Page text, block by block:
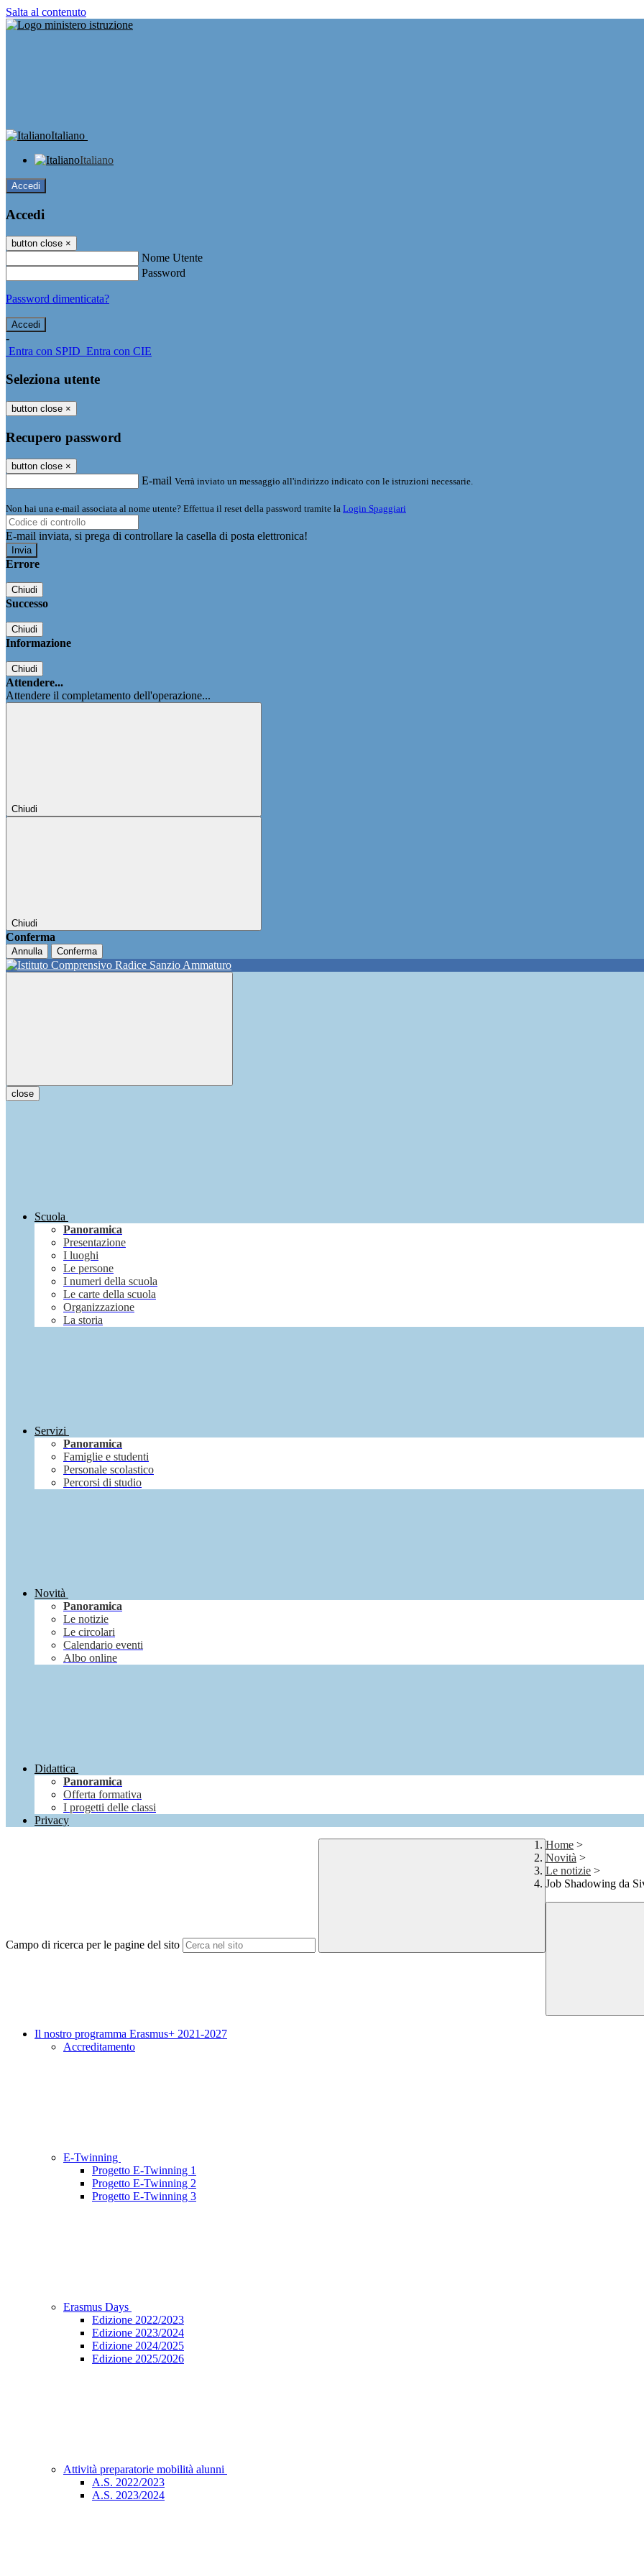
Salta al contenuto
Italiano
Italiano
Accedi
Accedi
button close ×
Nome Utente
Password
Password dimenticata?
-
Entra con SPID Entra con CIE
Seleziona utente
button close ×
Recupero password
button close ×
E-mail Verrà inviato un messaggio all'indirizzo indicato con le istruzioni necessarie.
Non hai una e-mail associata al nome utente? Effettua il reset della password tramite la Login Spaggiari
E-mail inviata, si prega di controllare la casella di posta elettronica!
Errore
Chiudi
Successo
Chiudi
Informazione
Chiudi
Attendere...
Attendere il completamento dell'operazione...
Chiudi
Chiudi
Conferma
Annulla Conferma
close
Scuola
Panoramica
Presentazione
I luoghi
Le persone
I numeri della scuola
Le carte della scuola
Organizzazione
La storia
Servizi
Panoramica
Famiglie e studenti
Personale scolastico
Percorsi di studio
Novità
Panoramica
Le notizie
Le circolari
Calendario eventi
Albo online
Didattica
Panoramica
Offerta formativa
I progetti delle classi
Privacy
Campo di ricerca per le pagine del sito
Home >
Novità >
Le notizie >
Job Shadowing da
Il nostro programma Erasmus+ 2021-2027
Accreditamento
E-Twinning
Progetto E-Twinning 1
Progetto E-Twinning 2
Progetto E-Twinning 3
Erasmus Days
Edizione 2022/2023
Edizione 2023/2024
Edizione 2024/2025
Edizione 2025/2026
Attività preparatorie mobilità alunni
A.S. 2022/2023
A.S. 2023/2024